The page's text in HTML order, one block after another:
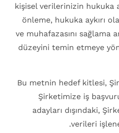
kişisel verilerinizin hukuka
önleme, hukuka aykırı
ve muhafazasını sağlama
düzeyini temin etmeye
Bu metnin hedef kitlesi,
Şirketimize iş
adayları dışındaki,
verileri